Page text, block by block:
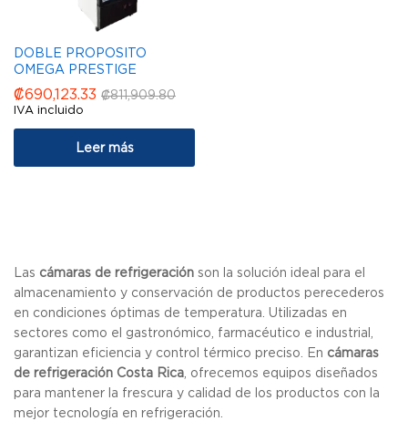
DOBLE PROPOSITO
OMEGA PRESTIGE
₡690,123.33 ₡811,909.80
IVA incluido
Leer más
Las cámaras de refrigeración son la solución ideal para el
almacenamiento y conservación de productos perecederos
en condiciones óptimas de temperatura. Utilizadas en
sectores como el gastronómico, farmacéutico e industrial,
garantizan eficiencia y control térmico preciso. En cámaras
de refrigeración Costa Rica , ofrecemos equipos diseñados
para mantener la frescura y calidad de los productos con la
mejor tecnología en refrigeración.